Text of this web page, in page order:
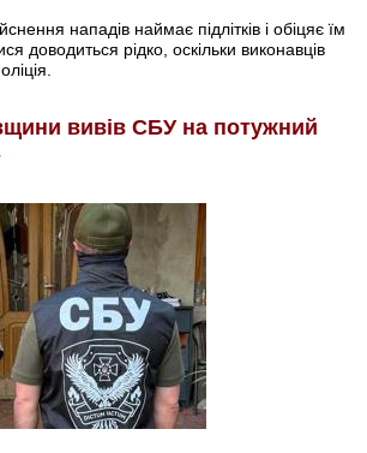
нападів наймає підлітків і обіцяє їм
доводиться рідко, оскільки виконавців
вивів СБУ на потужний